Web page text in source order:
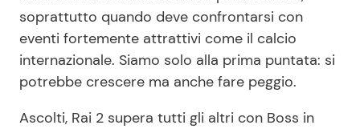
soprattutto quando deve confrontarsi con
eventi fortemente attrattivi come il calcio
internazionale. Siamo solo alla prima puntata: si
potrebbe crescere ma anche fare peggio.
Ascolti, Rai 2 supera tutti gli altri con Boss in